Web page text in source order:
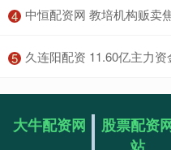
4 中恒配资网 教培机构贩卖焦虑，以“学情诊
5 久连阳配资 11.60亿主力
大牛配资网
股票配资